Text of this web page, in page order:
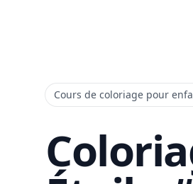
Cours de coloriage pour